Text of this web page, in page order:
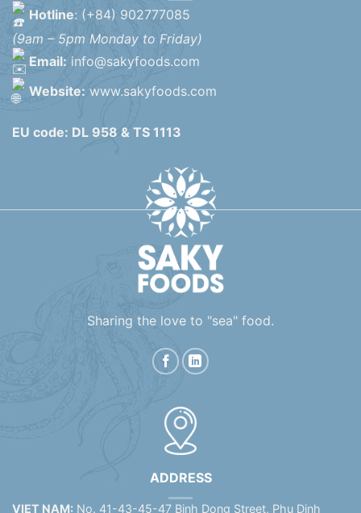
Hotline: (+84) 902777085
(9am – 5pm Monday to Friday)
Email: info@sakyfoods.com
Website: www.sakyfoods.com
EU code: DL 958 & TS 1113
Sharing the love to "sea" food.
ADDRESS
VIET NAM: No. 41-43-45-47 Binh Dong Street, Phu Dinh